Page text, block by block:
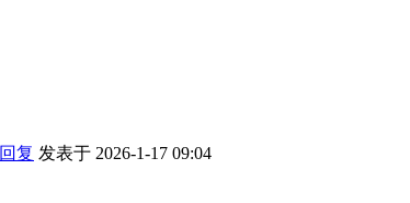
回复 发表于 2026-1-17 09:04